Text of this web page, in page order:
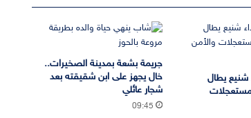
شنيع يطال
جريمة بشعة بمدينة الصخيرات..
خال يجهز على ابن شقيقته بعد
شجار عائلي
09:45